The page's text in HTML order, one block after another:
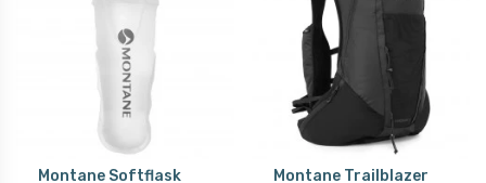
Montane Softflask
Montane Trailblazer